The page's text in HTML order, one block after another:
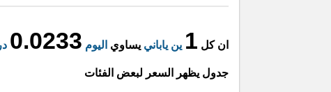
ان كل 1 ين ياباني يساوي اليوم 0.0233
جدول يظهر السعر لبعض الفئات